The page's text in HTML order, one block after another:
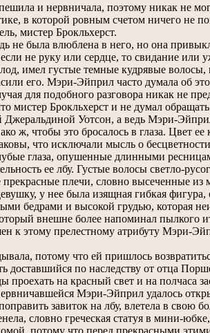
и нервничала, поэтому никак не
в которой ровным счетом ничего не
мистер Брокльхерст.
была влюблена в него, но она
если не руку или сердце, то свидание
имел густые темные кудрявые
его. Мэри-Эйприл часто думала об
для подобного разговора никак не
мистер Брокльхерст и не думал
Джеральдиной Уотсон, а ведь Мэри-
ж, чтобы это бросалось в глаза. Цвет
что исключали мысль о
глаза, опушенные длинными
ее лбу. Густые волосы светло-
прекрасные плечи, словно высеченные
у нее была изящная гибкая
бедрами и высокой грудью, которая
внешне более напоминал пылкого
к этому прелестному атрибуту Мэри-
потому что ей пришлось
доставшийся по наследству от отца
проехать на красный свет и на полчаса
Мэри-Эйприл удалось
поправить завиток на лбу, влетела в
словно греческая статуя в мини-
потому что перед прекрасными